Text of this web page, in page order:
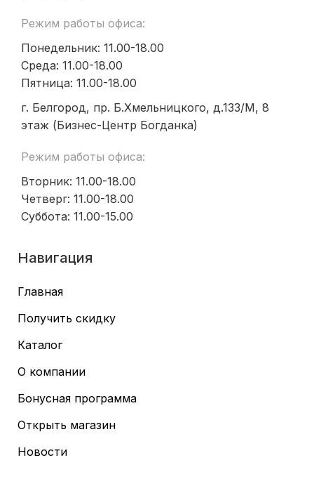
Режим работы офиса:
Понедельник: 11.00-18.00
Среда: 11.00-18.00
Пятница: 11.00-18.00
г. Белгород, пр. Б.Хмельницкого, д.133/М, 8
этаж (Бизнес-Центр Богданка)
Режим работы офиса:
Вторник: 11.00-18.00
Четверг: 11.00-18.00
Суббота: 11.00-15.00
Навигация
Главная
Получить скидку
Каталог
О компании
Бонусная программа
Открыть магазин
Новости